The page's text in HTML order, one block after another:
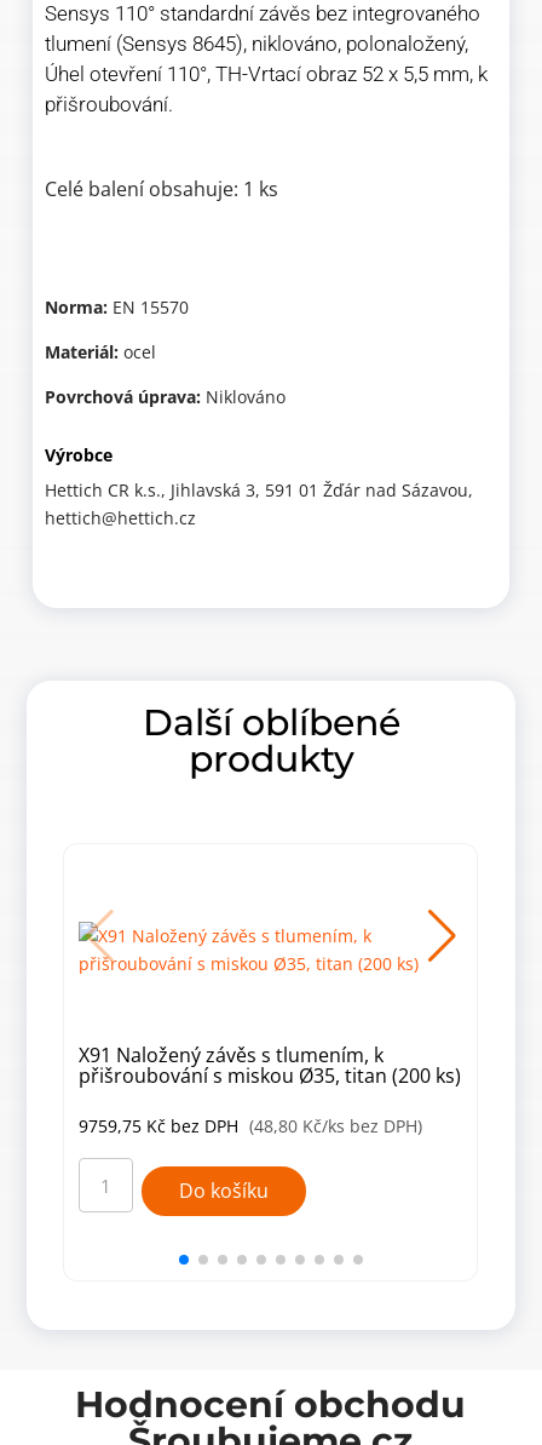
Sensys 110° standardní závěs bez integrovaného
tlumení (Sensys 8645), niklováno, polonaložený,
Úhel otevření 110°, TH-Vrtací obraz 52 x 5,5 mm, k
přišroubování.
Celé balení obsahuje: 1 ks
Norma: EN 15570
Materiál: ocel
Povrchová úprava: Niklováno
Výrobce
Hettich CR k.s., Jihlavská 3, 591 01 Žďár nad Sázavou,
hettich@hettich.cz
Další oblíbené
produkty
X91 Naložený závěs s tlumením, k
přišroubování s miskou Ø35, titan (200 ks)
9759,75 Kč bez DPH (48,80 Kč/ks bez DPH)
X91
Naložený
závěs
s
přišroubování
titan
množství
Do košíku
Hodnocení obchodu